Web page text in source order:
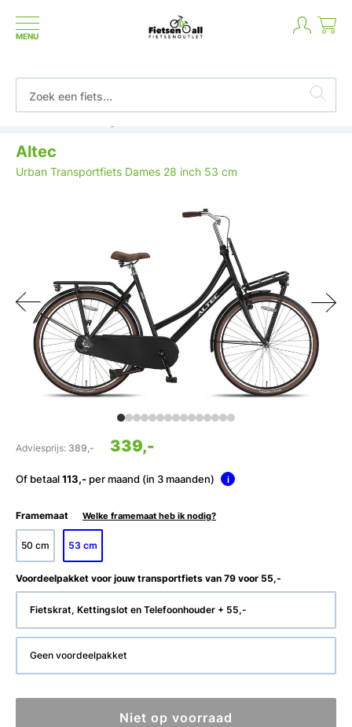
MENU
Altec
Urban Transportfiets Dames 28 inch 53 cm
Adviesprijs: 389,- 339,-
Of betaal113,- per maand (in 3 maanden) i
Framemaat Welke framemaat heb ik nodig?
50 cm 53 cm
Voordeelpakket voor jouw transportfiets van 79 voor 55,-
Fietskrat, Kettingslot en Telefoonhouder + 55,-
Geen voordeelpakket
Niet op voorraad